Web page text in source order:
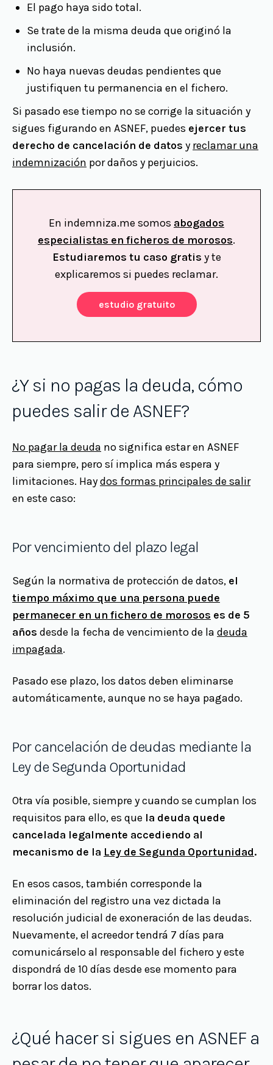
El pago haya sido total.
Se trate de la misma deuda que originó la
inclusión.
No haya nuevas deudas pendientes que
justifiquen tu permanencia en el fichero.
Si pasado ese tiempo no se corrige la situación y
sigues figurando en ASNEF, puedes ejercer tus
derecho de cancelación de datos y reclamar una
indemnización por daños y perjuicios.
En indemniza.me somos abogados
especialistas en ficheros de morosos.
Estudiaremos tu caso gratis y te
explicaremos si puedes reclamar.
estudio gratuito
¿Y si no pagas la deuda, cómo
puedes salir de ASNEF?
No pagar la deuda no significa estar en ASNEF
para siempre, pero sí implica más espera y
limitaciones. Haydos formas principales de salir
en este caso:
Por vencimiento del plazo legal
Según la normativa de protección de datos, el
tiempo máximo que una persona puede
permanecer en un fichero de morosos es de 5
años desde la fecha de vencimiento de la deuda
impagada.
Pasado ese plazo, los datos deben eliminarse
automáticamente, aunque no se haya pagado.
Por cancelación de deudas mediante la
Ley de Segunda Oportunidad
Otra vía posible, siempre y cuando se cumplan los
requisitos para ello, es que la deuda quede
cancelada legalmente accediendo al
mecanismo de la Ley de Segunda Oportunidad.
En esos casos, también corresponde la
eliminación del registro una vez dictada la
resolución judicial de exoneración de las deudas.
Nuevamente, el acreedor tendrá 7 días para
comunicárselo al responsable del fichero y este
dispondrá de 10 días desde ese momento para
borrar los datos.
¿Qué hacer si sigues en ASNEF a